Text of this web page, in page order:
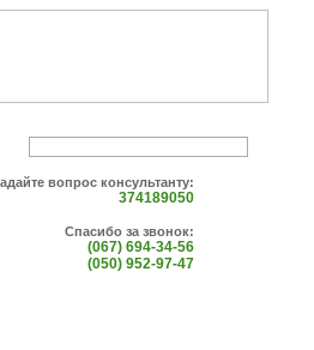
вопрос консультанту:
374189050
Спасибо за звонок:
(067) 694-34-56
(050) 952-97-47